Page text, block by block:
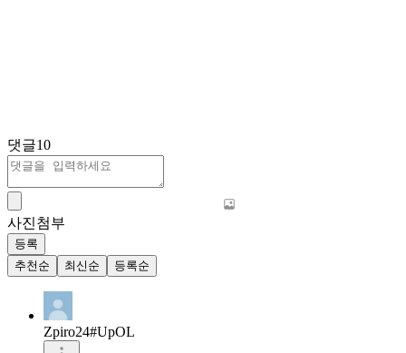
댓글10
사진첨부
등록
추천순
최신순 등록순
Zpiro24#UpOL